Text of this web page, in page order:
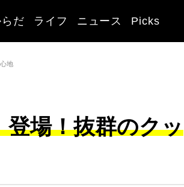
だ ライフ ニュース Picks
地
場！抜群のクッ